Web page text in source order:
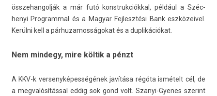
összehan­golják a már futó konstruk­ciókk­al, például a Széc­
henyi Pro­gramm­al és a Magyar Fej­lesztési Bank eszközeivel.
Kerülni kell a pár­huzamos­ságokat és a dup­likációkat.
Nem mindegy, mire költik a pénzt
A KKV-k ver­senyképes­ségének javítása régóta ismételt cél, de
a meg­valósításs­al eddig sok gond volt. Szanyi-Gyenes szerint